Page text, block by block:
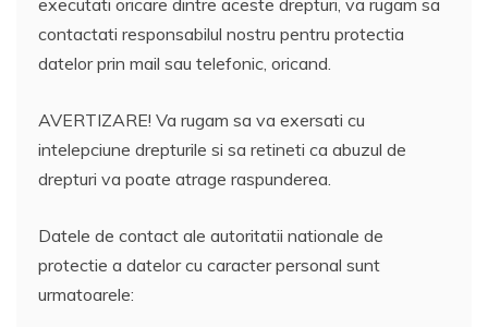
contactati responsabilul nostru pentru protectia
datelor prin mail sau telefonic, oricand.
AVERTIZARE! Va rugam sa va exersati cu
intelepciune drepturile si sa retineti ca abuzul de
drepturi va poate atrage raspunderea.
Datele de contact ale autoritatii nationale de
protectie a datelor cu caracter personal sunt
urmatoarele: